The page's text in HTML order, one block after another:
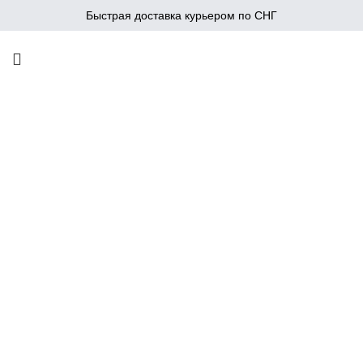
Быстрая доставка курьером по СНГ